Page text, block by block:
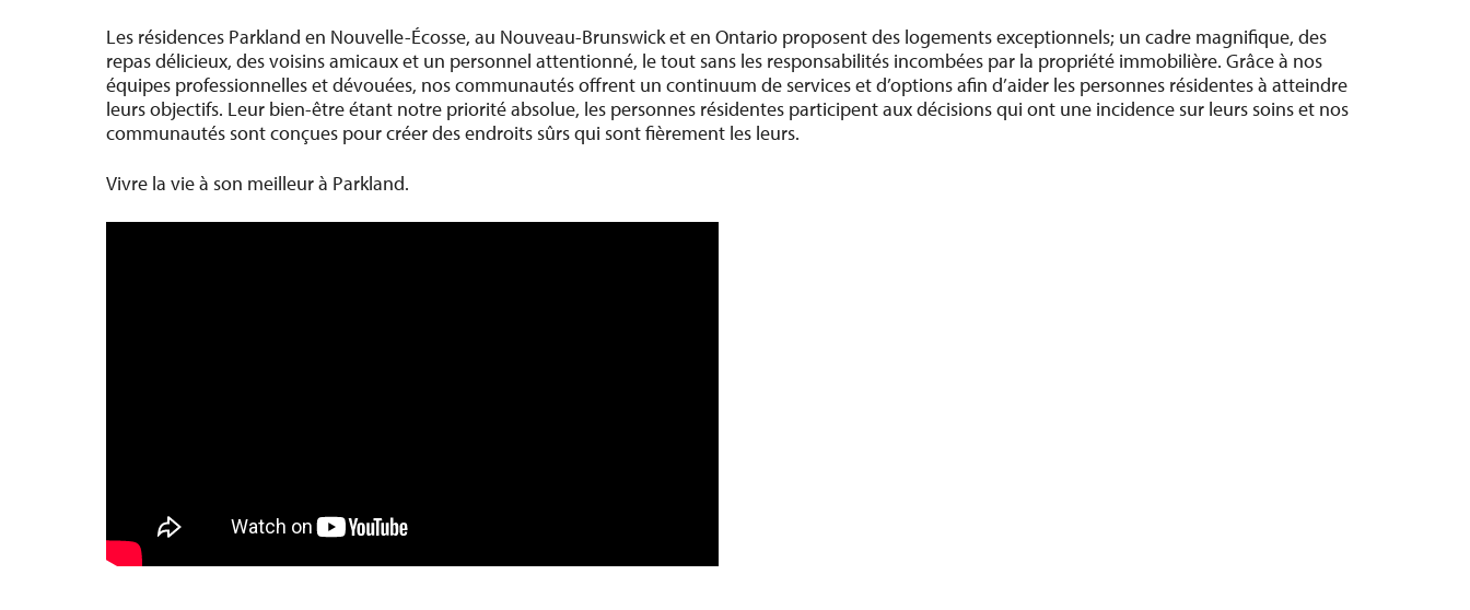
Les résidences Parkland en Nouvelle-Écosse, au Nouveau-Brunswick et en Ontario proposent des logements exceptionnels; un cadre magnifique, des
repas délicieux, des voisins amicaux et un personnel attentionné, le tout sans les responsabilités incombées par la propriété immobilière. Grâce à nos
équipes professionnelles et dévouées, nos communautés offrent un continuum de services et d’options afin d’aider les personnes résidentes à atteindre
leurs objectifs. Leur bien-être étant notre priorité absolue, les personnes résidentes participent aux décisions qui ont une incidence sur leurs soins et nos
communautés sont conçues pour créer des endroits sûrs qui sont fièrement les leurs.
Vivre la vie à son meilleur à Parkland.